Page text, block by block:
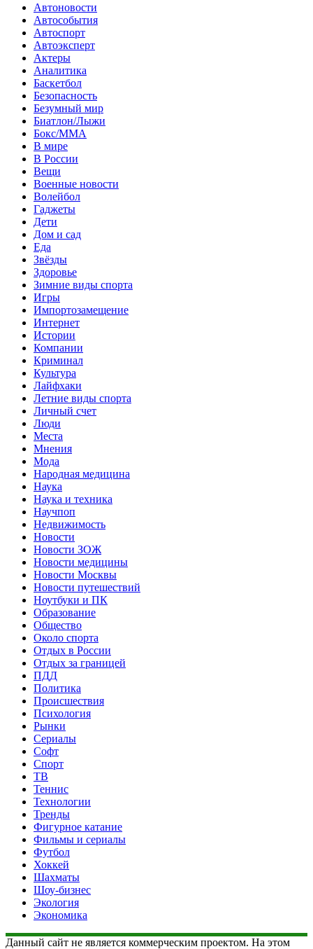
Автоновости
Автособытия
Автоспорт
Автоэксперт
Актеры
Аналитика
Баскетбол
Безопасность
Безумный мир
Биатлон/Лыжи
Бокс/MMA
В мире
В России
Вещи
Военные новости
Волейбол
Гаджеты
Дети
Дом и сад
Еда
Звёзды
Здоровье
Зимние виды спорта
Игры
Импортозамещение
Интернет
Истории
Компании
Криминал
Культура
Лайфхаки
Летние виды спорта
Личный счет
Люди
Места
Мнения
Мода
Народная медицина
Наука
Наука и техника
Научпоп
Недвижимость
Новости
Новости ЗОЖ
Новости медицины
Новости Москвы
Новости путешествий
Ноутбуки и ПК
Образование
Общество
Около спорта
Отдых в России
Отдых за границей
ПДД
Политика
Происшествия
Психология
Рынки
Сериалы
Софт
Спорт
ТВ
Теннис
Технологии
Тренды
Фигурное катание
Фильмы и сериалы
Футбол
Хоккей
Шахматы
Шоу-бизнес
Экология
Экономика
Данный сайт не является коммерческим проектом. На этом